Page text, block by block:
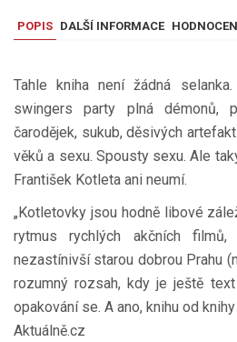
POPIS DALŠÍ INFORMACE
Tahle kniha není žádná
swingers party plná démonů,
čarodějek, sukub, děsivých
věků a sexu. Spousty sexu. Ale
František Kotleta ani neumí.
„Kotletovky jsou hodně libové
rytmus rychlých akčních
nezastínivší starou dobrou Prahu
rozumný rozsah, kdy je ještě
opakování se. A ano, knihu od
Aktuálně.cz